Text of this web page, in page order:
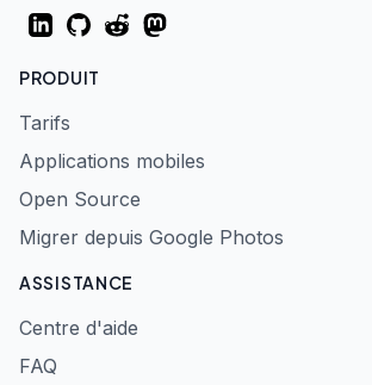
LinkedInGitHubRedditMastodon
PRODUIT
Tarifs
Applications mobiles
Open Source
Migrer depuis Google Photos
ASSISTANCE
Centre d'aide
FAQ